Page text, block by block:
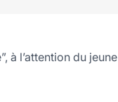
à l’attention du jeune